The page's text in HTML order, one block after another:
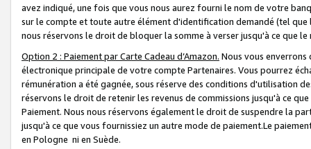
avez indiqué, une fois que vous nous aurez fourni le nom de votre
sur le compte et toute autre élément d'identification demandé (tel que
nous réservons le droit de bloquer la somme à verser jusqu'à ce que
Option 2 : Paiement par Carte Cadeau d’Amazon. Nous vous
électronique principale de votre compte Partenaires. Vous pourrez
rémunération a été gagnée, sous réserve des conditions d'utilisation
réservons le droit de retenir les revenus de commissions jusqu'à ce
Paiement. Nous nous réservons également le droit de suspendre la
jusqu'à ce que vous fournissiez un autre mode de paiement.Le
en Pologne ni en Suède.